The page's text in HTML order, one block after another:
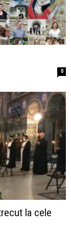
0
la cele